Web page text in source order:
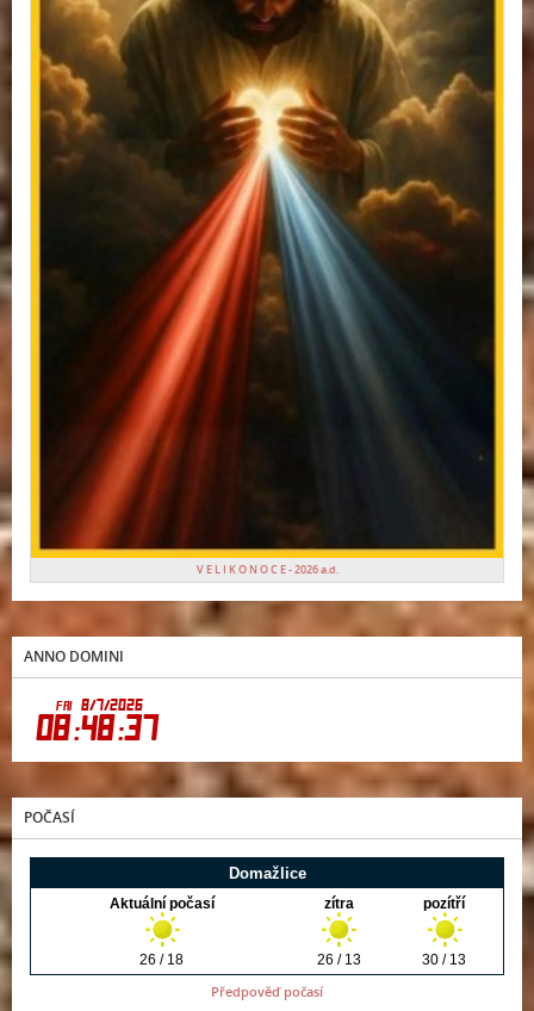
V E L I K O N O C E - 2026 a.d.
ANNO DOMINI
POČASÍ
Předpověď počasí